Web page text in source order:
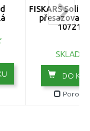
FISKARS Solid
přesazovací,
1072101
DO